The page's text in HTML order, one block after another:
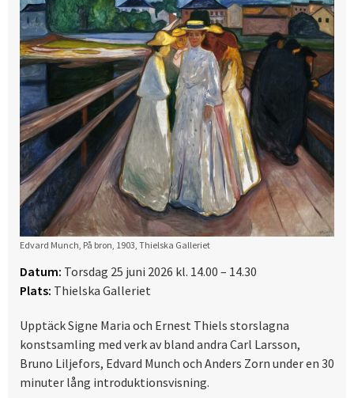
Edvard Munch, På bron, 1903, Thielska Galleriet
Datum: Torsdag 25 juni 2026 kl. 14.00 – 14.30
Plats: Thielska Galleriet
Upptäck Signe Maria och Ernest Thiels storslagna
konstsamling med verk av bland andra Carl Larsson,
Bruno Liljefors, Edvard Munch och Anders Zorn under en 30
minuter lång introduktionsvisning.